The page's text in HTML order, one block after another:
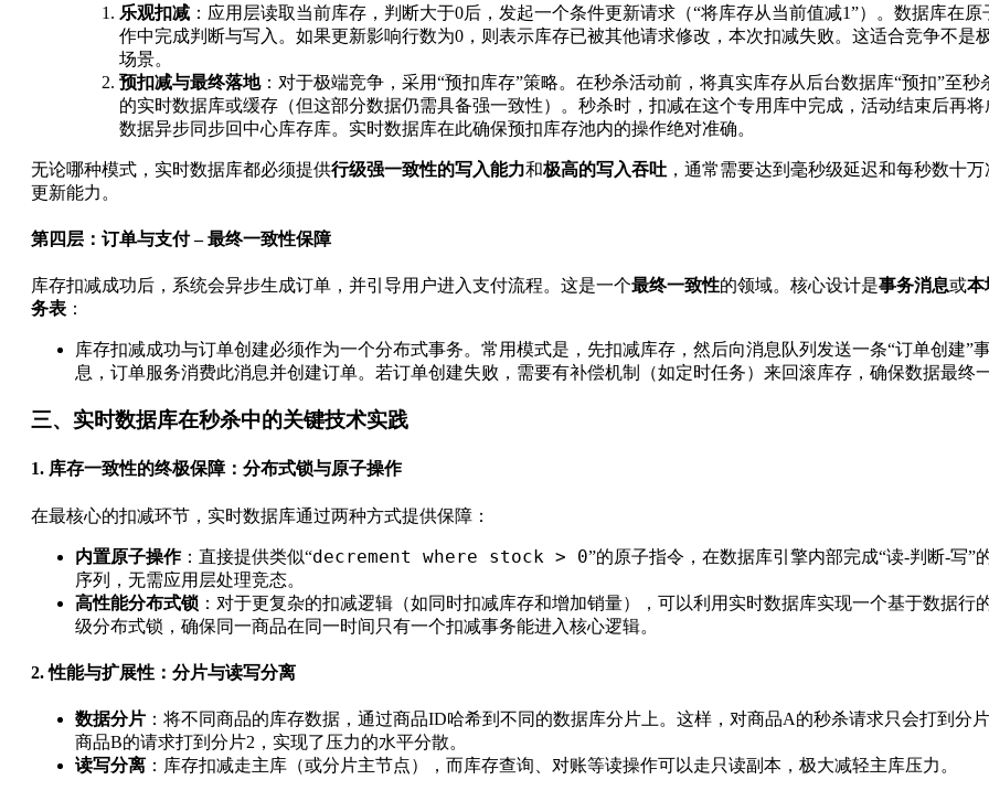
乐观扣减 ：应用层读取当前库存，判断大于0后，发起一个条件更新请求（“将库存从当前值减1”）。数据库在原
作中完成判断与写入。如果更新影响行数为0，则表示库存已被其他请求修改，本次扣减失败。这适合竞争不是
场景。
预扣减与最终落地：对于极端竞争，采用“预扣库存”策略。在秒杀活动前，将真实库存从后台数据库“预扣”至秒
的实时数据库或缓存（但这部分数据仍需具备强一致性）。秒杀时，扣减在这个专用库中完成，活动结束后再将
数据异步同步回中心库存库。实时数据库在此确保预扣库存池内的操作绝对准确。
无论哪种模式，实时数据库都必须提供行级强一致性的写入能力和极高的写入吞吐 ，通常需要达到毫秒级延迟和每秒数十万
更新能力。
第四层：订单与支付 – 最终一致性保障
库存扣减成功后，系统会异步生成订单，并引导用户进入支付流程。这是一个最终一致性的领域。核心设计是事务消息或本
务表 ：
库存扣减成功与订单创建必须作为一个分布式事务。常用模式是，先扣减库存，然后向消息队列发送一条“订单创建”
息，订单服务消费此消息并创建订单。若订单创建失败，需要有补偿机制（如定时任务）来回滚库存，确保数据最终一
三、实时数据库在秒杀中的关键技术实践
1. 库存一致性的终极保障：分布式锁与原子操作
在最核心的扣减环节，实时数据库通过两种方式提供保障：
内置原子操作：直接提供类似“decrement where stock > 0”的原子指令，在数据库引擎内部完成“读-判断-写”
序列，无需应用层处理竞态。
高性能分布式锁 ：对于更复杂的扣减逻辑（如同时扣减库存和增加销量），可以利用实时数据库实现一个基于数据行
级分布式锁，确保同一商品在同一时间只有一个扣减事务能进入核心逻辑。
2. 性能与扩展性：分片与读写分离
数据分片 ：将不同商品的库存数据，通过商品ID哈希到不同的数据库分片上。这样，对商品A的秒杀请求只会打到分
商品B的请求打到分片2，实现了压力的水平分散。
读写分离 ：库存扣减走主库（或分片主节点），而库存查询、对账等读操作可以走只读副本，极大减轻主库压力。